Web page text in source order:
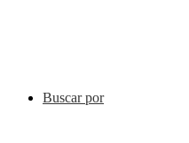
Buscar por